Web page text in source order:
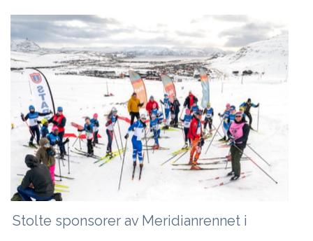
Stolte sponsorer av Meridianrennet i